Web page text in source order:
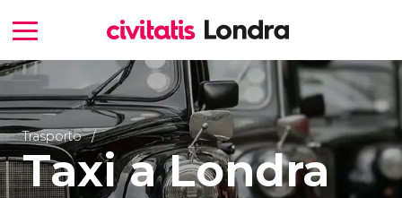
Trasporto
Taxi a Londra